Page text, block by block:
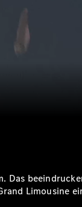
Limousine